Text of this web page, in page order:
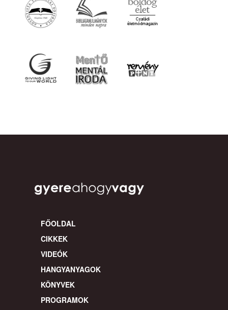
FŐOLDAL
CIKKEK
VIDEÓK
HANGYANYAGOK
KÖNYVEK
PROGRAMOK